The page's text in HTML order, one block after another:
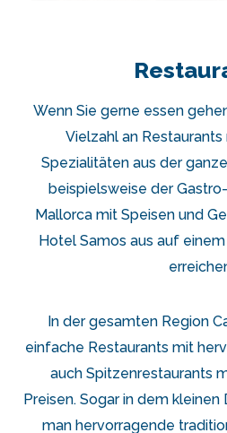
Wenn Sie gerne essen
Vielzahl an
Spezialitäten aus der
beispielsweise der
Mallorca mit Speisen und
Hotel Samos aus auf
In der gesamten Region
einfache Restaurants mit
auch Spitzenrestaurants
Preisen. Sogar in dem
man hervorragende